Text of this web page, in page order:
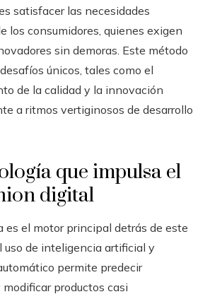
satisfacer las necesidades
los consumidores, quienes exigen
sin demoras. Este método
únicos, tales como el
de la calidad y la innovación
a ritmos vertiginosos de desarrollo
que impulsa el
digital
es el motor principal detrás de este
uso de inteligencia artificial y
permite predecir
productos casi